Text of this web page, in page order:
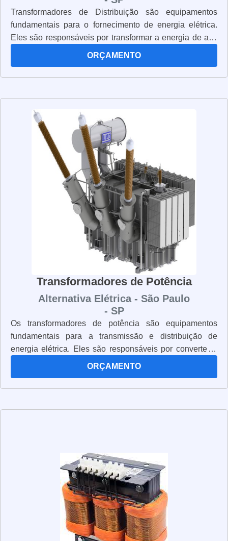
Transformadores de Distribuição são equipamentos
fundamentais para o fornecimento de energia elétrica.
Eles são responsáveis por transformar a energia de alta
tensão em energia de baixa tensão, permitindo que ela
também são responsáveis por proteger a rede elétrica
transformadores de distribuição são fabricados com
materiais de alta qualidade, como aço, cobre e alumínio,
para garantir a segurança e a eficiência do sistema
elétrico. Eles também são projetados para serem
resistentes ao calor, à umidade e a outros fatores
ambientais. Os transformadores de distribuição são
essenciais para o fornecimento de energia elétrica
segura e confiável. Eles são projetados para durar
muitos anos, oferecendo um serviço confiável e seguro
para todos os usuários.
ORÇAMENTO
Transformadores de Potência
Alternativa Elétrica - São Paulo
- SP
Os transformadores de potência são equipamentos
fundamentais para a transmissão e distribuição de
energia elétrica. Eles são responsáveis por converter a
tensão de uma rede elétrica para outra, permitindo que a
Além disso, os transformadores de potência também são
circuito elétrico. Os transformadores de potência são
seguros. Eles são fabricados com materiais resistentes e
duráveis, garantindo que possam suportar as condições
mais adversas. Os transformadores de potência são
essenciais para o funcionamento de qualquer sistema
elétrico. Eles são projetados para garantir que a energia
seja transmitida de forma segura e eficiente, permitindo
que os usuários desfrutem de serviços de qualidade.
ORÇAMENTO